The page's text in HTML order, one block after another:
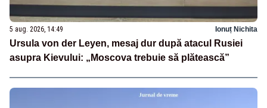
5 aug. 2026, 14:49 Ionuț Nichita
Ursula von der Leyen, mesaj dur după atacul Rusiei
asupra Kievului: „Moscova trebuie să plătească”